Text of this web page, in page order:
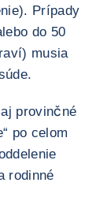
Prípady
do 50
musia
provinčné
po celom
rodinné